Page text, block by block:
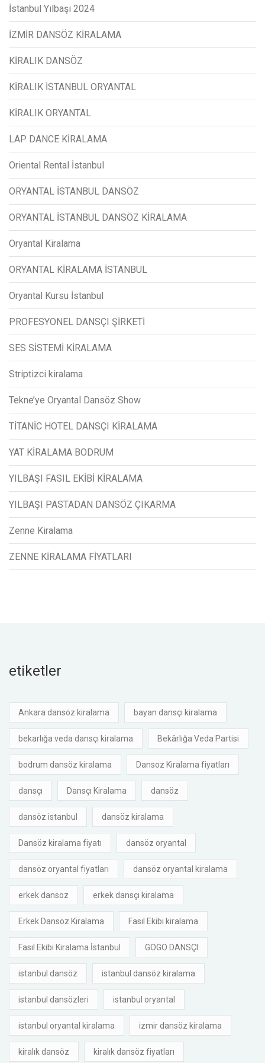
İstanbul Yılbaşı 2024
İZMİR DANSÖZ KİRALAMA
KİRALIK DANSÖZ
KİRALIK İSTANBUL ORYANTAL
KİRALIK ORYANTAL
LAP DANCE KİRALAMA
Oriental Rental İstanbul
ORYANTAL İSTANBUL DANSÖZ
ORYANTAL İSTANBUL DANSÖZ KİRALAMA
Oryantal Kiralama
ORYANTAL KİRALAMA İSTANBUL
Oryantal Kursu İstanbul
PROFESYONEL DANSÇI ŞİRKETİ
SES SİSTEMİ KİRALAMA
Striptizci kiralama
Tekne’ye Oryantal Dansöz Show
TİTANİC HOTEL DANSÇI KİRALAMA
YAT KİRALAMA BODRUM
YILBAŞI FASIL EKİBİ KİRALAMA
YILBAŞI PASTADAN DANSÖZ ÇIKARMA
Zenne Kiralama
ZENNE KİRALAMA FİYATLARI
etiketler
Ankara dansöz kiralama bayan dansçı kiralama
bekarlığa veda dansçı kiralama Bekârlığa Veda Partisi
bodrum dansöz kiralama Dansoz Kiralama fiyatları
dansçı Dansçı Kiralama dansöz
dansöz istanbul dansöz kiralama
Dansöz kiralama fiyatı dansöz oryantal
dansöz oryantal fiyatları dansöz oryantal kiralama
erkek dansoz erkek dansçı kiralama
Erkek Dansöz Kiralama Fasıl Ekibi kiralama
Fasıl Ekibi Kiralama İstanbul GOGO DANSÇI
istanbul dansöz istanbul dansöz kiralama
istanbul dansözleri istanbul oryantal
istanbul oryantal kiralama izmir dansöz kiralama
kiralık dansöz kiralık dansöz fiyatları